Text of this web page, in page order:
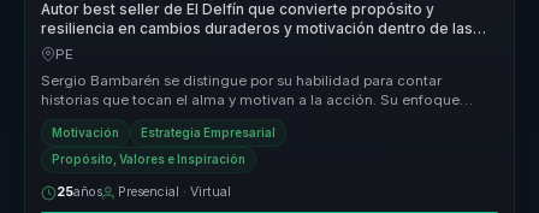
Autor best seller de El Delfín que convierte propósito y
resiliencia en cambios duraderos y motivación dentro de las
organizaciones.
PE
Sergio Bambarén se distingue por su habilidad para contar
historias que tocan el alma y motivan a la acción. Su enfoque
único combina la ...
Motivación Estrategia Empresarial
Propósito, Valores e Inspiración
25años Presencial · Virtual